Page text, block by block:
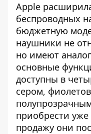
Apple
беспроводных
бюджетную
наушники не
но имеют
основные
доступны в
сером,
приобрести уже
продажу они